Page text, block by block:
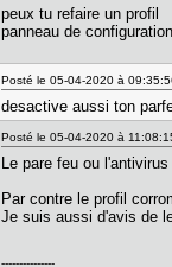
peux tu refaire un profil
panneau de
Posté le 05-04-2020 à
desactive aussi ton
Posté le 05-04-2020 à
Le pare feu ou
Par contre le profil
Je suis aussi d'avis de
---------------